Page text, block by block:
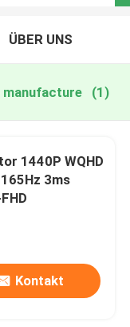
ÜBER UNS
manufacture (1)
1440P WQHD
3ms
Kontakt